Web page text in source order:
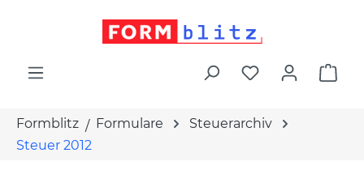
Formblitz Formulare
Steuerarchiv
Steuer 2012